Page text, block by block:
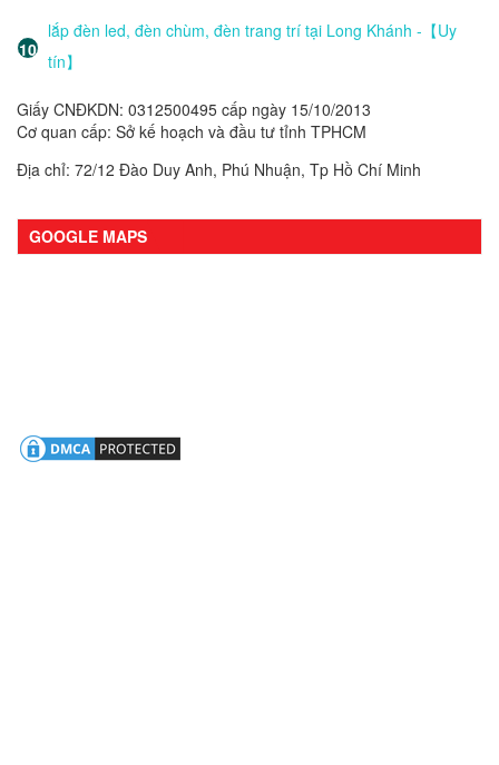
lắp đèn led, đèn chùm, đèn trang trí tại Long Khánh -【Uy
tín】
Giấy CNĐKDN: 0312500495 cấp ngày 15/10/2013
Cơ quan cấp: Sở kế hoạch và đầu tư tỉnh TPHCM
Địa chỉ: 72/12 Đào Duy Anh, Phú Nhuận, Tp Hồ Chí Minh
GOOGLE MAPS